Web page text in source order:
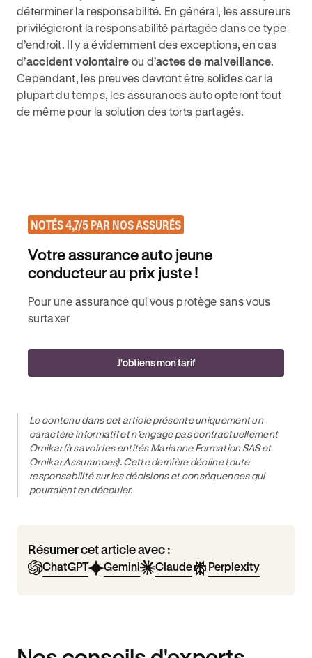
déterminer la responsabilité. En général, les assureurs
privilégieront la responsabilité partagée dans ce type
d’endroit. Il y a évidemment des exceptions, en cas
d’accident volontaire ou d’actes de malveillance.
Cependant, les preuves devront être solides car la
plupart du temps, les assurances auto opteront tout
de même pour la solution des torts partagés.
NOTÉS 4,7/5 PAR NOS ASSURÉS
Votre assurance auto jeune
conducteur au prix juste !
Pour une assurance qui vous protège sans vous
surtaxer
J'obtiens mon tarif
Le contenu dans cet article présente uniquement un
caractère informatif et n’engage pas contractuellement
Ornikar (à savoir les entités Marianne Formation SAS et
Ornikar Assurances). Cette dernière décline toute
responsabilité sur les décisions et conséquences qui
pourraient en découler.
Résumer cet article avec :
ChatGPT Gemini Claude Perplexity